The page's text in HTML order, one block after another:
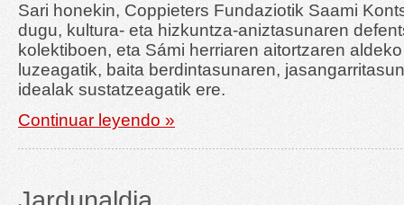
Sari honekin, Coppieters Fundaziotik Saami
dugu, kultura- eta hizkuntza-aniztasunaren
kolektiboen, eta Sámi herriaren aitortzaren
luzeagatik, baita berdintasunaren,
idealak sustatzeagatik ere.
Continuar leyendo »